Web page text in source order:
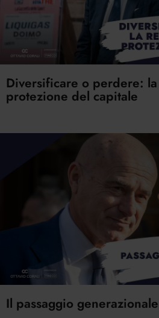
Diversificare o perdere:
protezione del capitale
Il passaggio generazionale